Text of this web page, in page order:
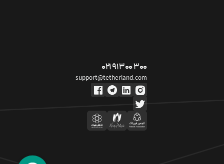
۰۲۱ ۹۱ ۳۰۰ ۳۰۰
support@tetherland.com